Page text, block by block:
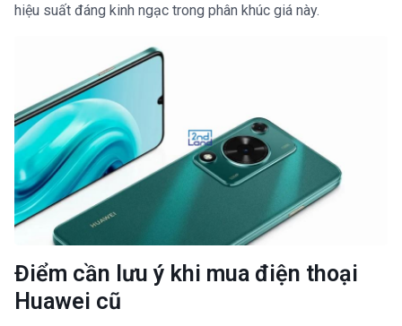
hiệu suất đáng kinh ngạc trong phân khúc giá này.
Điểm cần lưu ý khi mua điện thoại
Huawei cũ